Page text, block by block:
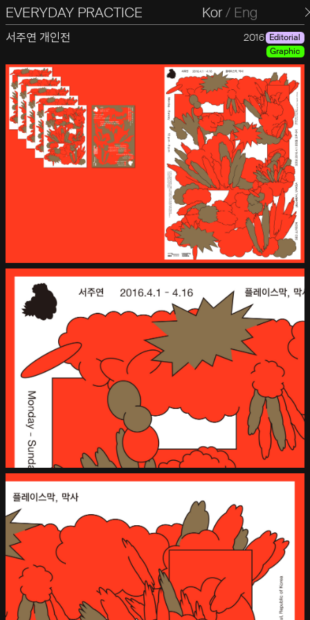
EVERYDAY PRACTICE
일상의실천 Kor/ Eng
서주연 개인전 2016 Editorial
Graphic